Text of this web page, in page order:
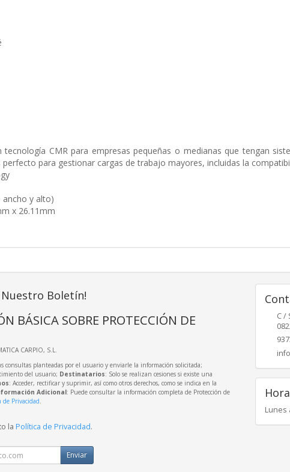
tecnología CMR para empresas pequeñas o medianas que tengan
para gestionar cargas de trabajo mayores, incluidas la
ancho y alto)
x 26.11mm
Nuestro Boletín!
BÁSICA SOBRE PROTECCIÓN DE
CARPIO, S.L.
consultas planteadas por el usuario y enviarle la información solicitada;
del usuario; Destinatarios: Solo se realizan cesiones si existe una
: Acceder, rectificar y suprimir, así como otros derechos, como se indica en la
Adicional: Puede consultar la información completa de Protección de
de Privacidad.
la Política de Privacidad.
Enviar
C /
Lunes